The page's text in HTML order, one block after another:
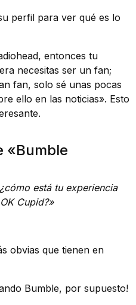
perfil para ver qué es lo
entonces tu
necesitas ser un fan;
fan, solo sé unas pocas
ello en las noticias». Esto
«Bumble
está tu experiencia
Cupid?»
obvias que tienen en
Bumble, por supuesto!